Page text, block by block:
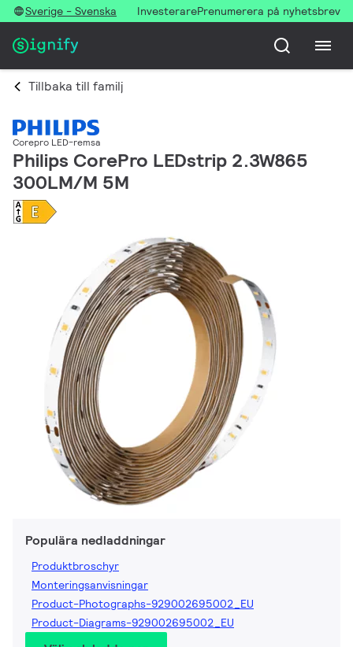
Sverige - Svenska InvesterarePrenumerera på nyhetsbrev
Tillbaka till familj
Corepro LED-remsa
Philips CorePro LEDstrip 2.3W865
300LM/M 5M
Populära nedladdningar
Produktbroschyr
Monteringsanvisningar
Product-Photographs-929002695002_EU
Product-Diagrams-929002695002_EU